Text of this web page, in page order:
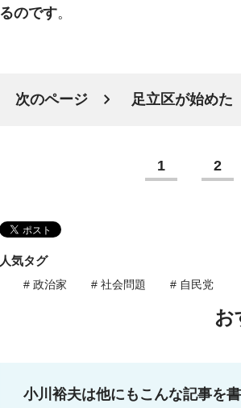
るのです。
次のページ 足立区が始めた
1 2
人気タグ
# 政治家 # 社会問題 # 自民党
お
小川裕夫は他にもこんな記事を